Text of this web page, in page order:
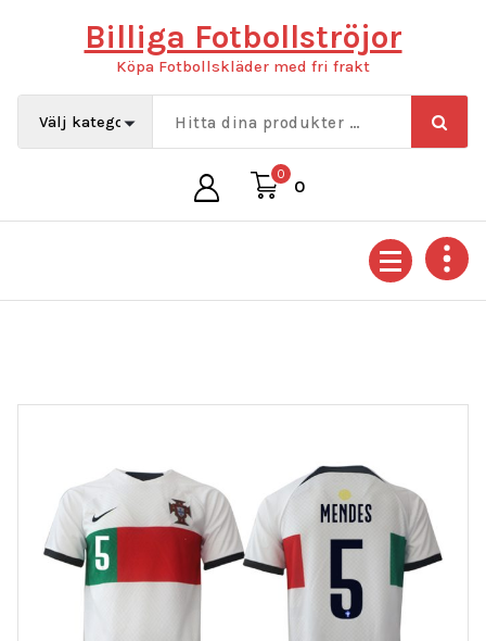
Billiga Fotbollströjor
Köpa Fotbollskläder med fri frakt
0
0